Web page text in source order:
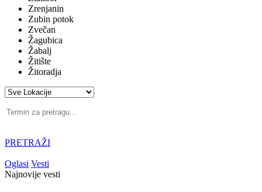
Zrenjanin
Zubin potok
Zvečan
Žagubica
Žabalj
Žitište
Žitoradja
PRETRAŽI
Oglasi Vesti
Najnovije vesti